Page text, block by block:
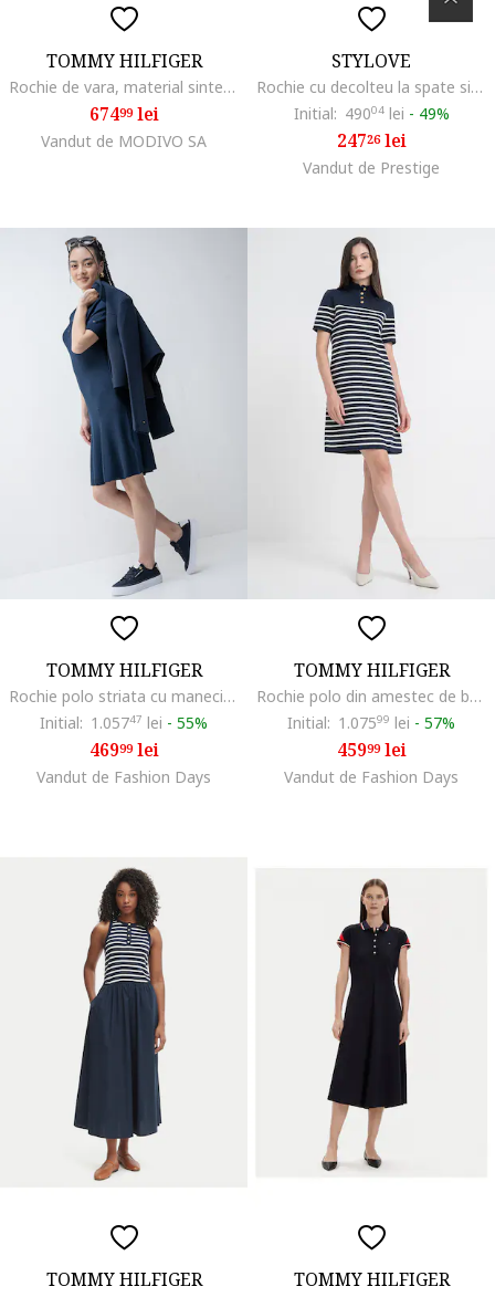
TOMMY HILFIGER
Rochie de vara, material sintetic,
67499lei
Vandut de MODIVO SA
STYLOVE
Rochie cu decolteu la spate si deschidere,
Initial: 49004lei - 49%
24726lei
Vandut de Prestige
TOMMY HILFIGER
Rochie polo striata cu maneci scurte, Bleumarin
Initial: 1.05747 lei - 55%
46999lei
Vandut de Fashion Days
TOMMY HILFIGER
Rochie polo din amestec de bumbac organic cu dungi, Alb/Albastru inchis
Initial: 1.07599 lei - 57%
45999lei
Vandut de Fashion Days
TOMMY HILFIGER TOMMY HILFIGER